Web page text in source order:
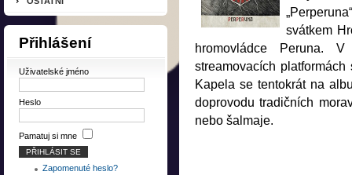
svátkem
hromovládce Peruna.
streamovacích platformách
Kapela se tentokrát na
doprovodu tradičních
nebo šalmaje.
Přihlášení
Uživatelské jméno
Heslo
Pamatuj si mne
Zapomenuté heslo?